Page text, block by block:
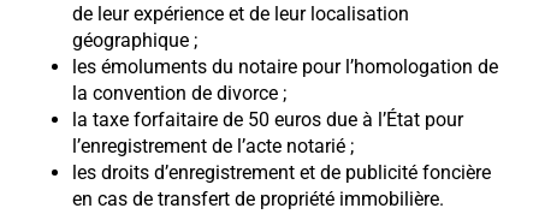
de leur expérience et de leur localisation
géographique ;
les émoluments du notaire pour l’homologation de
la convention de divorce ;
la taxe forfaitaire de 50 euros due à l’État pour
l’enregistrement de l’acte notarié ;
les droits d’enregistrement et de publicité foncière
en cas de transfert de propriété immobilière.